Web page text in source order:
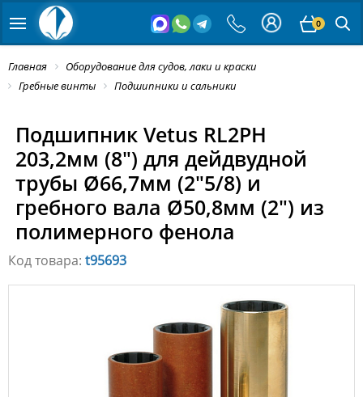
0
Главная
Оборудование для судов, лаки и краски
Гребные винты
Подшипники и сальники
Подшипник Vetus RL2PH
203,2мм (8") для дейдвудной
трубы Ø66,7мм (2"5/8) и
гребного вала Ø50,8мм (2") из
полимерного фенола
Код товара: t95693